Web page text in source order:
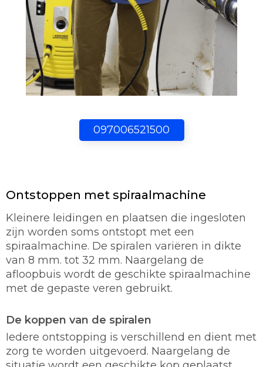
097006521500
Ontstoppen met spiraalmachine
Kleinere leidingen en plaatsen die ingesloten
zijn worden soms ontstopt met een
spiraalmachine. De spiralen variëren in dikte
van 8 mm. tot 32 mm. Naargelang de
afloopbuis wordt de geschikte spiraalmachine
met de gepaste veren gebruikt.
De koppen van de spiralen
Iedere ontstopping is verschillend en dient met
zorg te worden uitgevoerd. Naargelang de